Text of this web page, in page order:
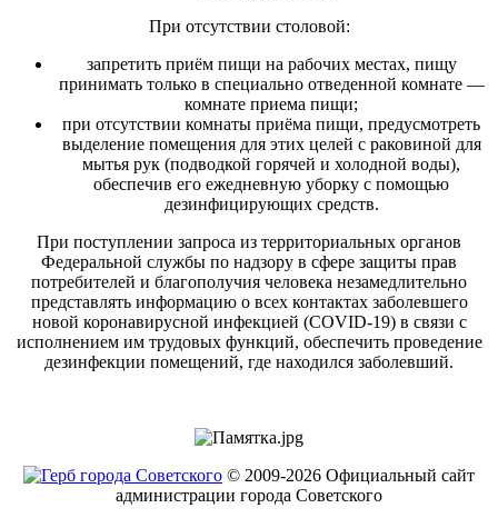
При отсутствии столовой:
запретить приём пищи на рабочих местах, пищу
принимать только в специально отведенной комнате —
комнате приема пищи;
при отсутствии комнаты приёма пищи, предусмотреть
выделение помещения для этих целей с раковиной для
мытья рук (подводкой горячей и холодной воды),
обеспечив его ежедневную уборку с помощью
дезинфицирующих средств.
При поступлении запроса из территориальных органов
Федеральной службы по надзору в сфере защиты прав
потребителей и благополучия человека незамедлительно
представлять информацию о всех контактах заболевшего
новой коронавирусной инфекцией (COVID-19) в связи с
исполнением им трудовых функций, обеспечить проведение
дезинфекции помещений, где находился заболевший.
© 2009-2026 Официальный сайт
администрации города Советского